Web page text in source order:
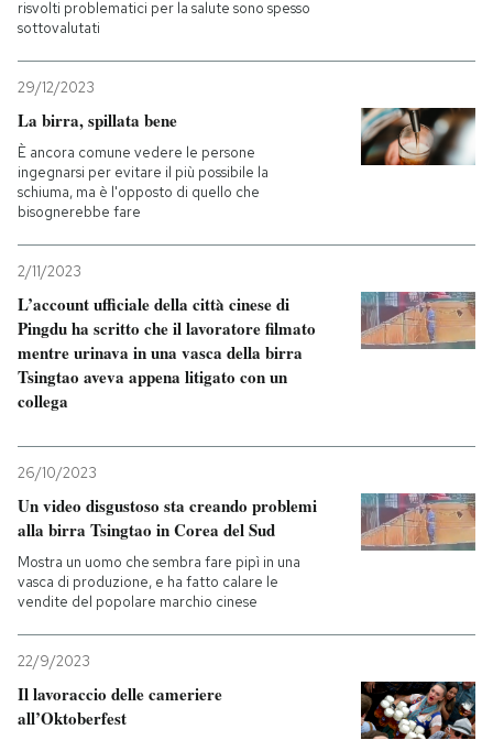
risvolti problematici per la salute sono spesso
sottovalutati
29/12/2023
La birra, spillata bene
È ancora comune vedere le persone
ingegnarsi per evitare il più possibile la
schiuma, ma è l'opposto di quello che
bisognerebbe fare
2/11/2023
L’account ufficiale della città cinese di
Pingdu ha scritto che il lavoratore filmato
mentre urinava in una vasca della birra
Tsingtao aveva appena litigato con un
collega
26/10/2023
Un video disgustoso sta creando problemi
alla birra Tsingtao in Corea del Sud
Mostra un uomo che sembra fare pipì in una
vasca di produzione, e ha fatto calare le
vendite del popolare marchio cinese
22/9/2023
Il lavoraccio delle cameriere
all’Oktoberfest